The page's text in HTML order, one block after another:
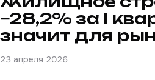
−28,2% за I
значит для
23 апреля 2026